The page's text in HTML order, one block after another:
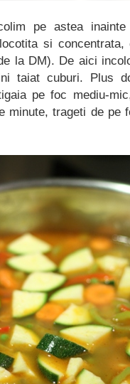
pe astea
si
la DM). De aici
taiat cuburi. Plus
pe foc mediu-
minute, trageti de pe